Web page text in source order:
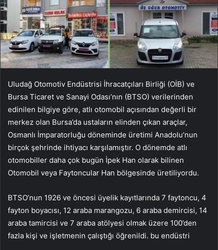
Uludağ Otomotiv Endüstrisi İhracatçıları Birliği (OİB) ve
Bursa Ticaret ve Sanayi Odası’nın (BTSO) verilerinden
edinilen bilgiye göre, atlı otomobil açısından değerli bir
merkez olan Bursa’da ustaların elinden çıkan araçlar,
Osmanlı İmparatorluğu döneminde üretimi Anadolu’nun
birçok şehrinde ihtiyacı karşılamıştır. O dönemde atlı
otomobiller daha çok bugün İpek Han olarak bilinen
Otomobil veya Faytoncular Han bölgesinde üretiliyordu.
BTSO’nun 1926 ve öncesi üyelik kayıtlarında 7 faytoncu, 4
fayton boyacısı, 12 araba marangozu, 6 araba demircisi, 14
araba tamircisi ve 7 araba atölyesi olmak üzere 100’den
fazla kişi ve işletmenin çalıştığı öğrenildi. bu endüstri